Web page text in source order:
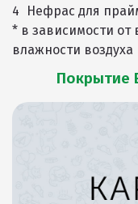
4 Нефрас для
* в зависимости от
влажности воздуха
Покрытие